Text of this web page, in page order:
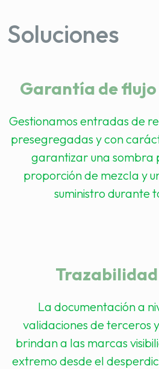
Soluciones
Garantía de flujo
Gestionamos entradas de
presegregadas y con
garantizar una sombra
proporción de mezcla y
suministro durante
La documentación a
validaciones de terceros
brindan a las marcas
extremo desde el